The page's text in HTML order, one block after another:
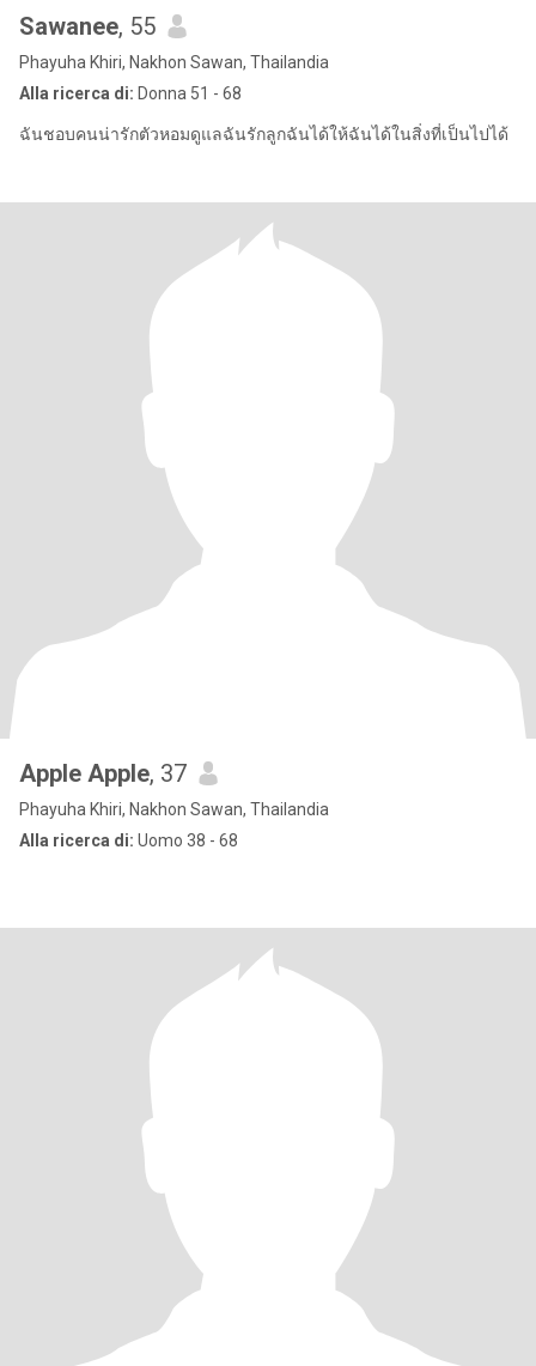
Sawanee, 55
Phayuha Khiri, Nakhon Sawan, Thailandia
Alla ricerca di: Donna 51 - 68
ฉันชอบคนน่ารักตัวหอมดูแลฉันรักลูกฉันได้ให้ฉันได้ในสิ่งที่เป็นไปได้
Apple Apple, 37
Phayuha Khiri, Nakhon Sawan, Thailandia
Alla ricerca di: Uomo 38 - 68